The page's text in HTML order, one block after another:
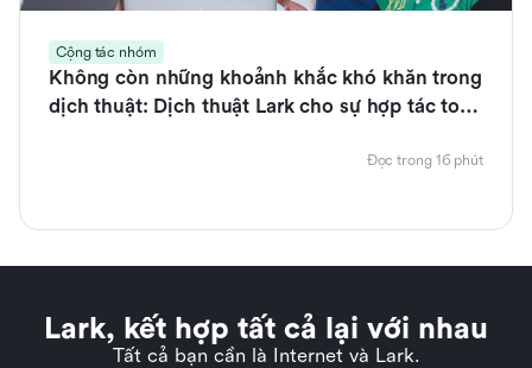
Cộng tác nhóm
Không còn những khoảnh khắc khó khăn trong
dịch thuật: Dịch thuật Lark cho sự hợp tác toàn
Đọc trong 16 phút
Lark, kết hợp tất cả lại với nhau
Tất cả bạn cần là Internet và Lark.